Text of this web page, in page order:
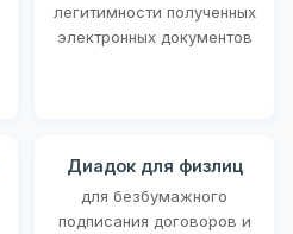
легитимности полученных
электронных документов
Диадок для физлиц
для безбумажного
подписания договоров и